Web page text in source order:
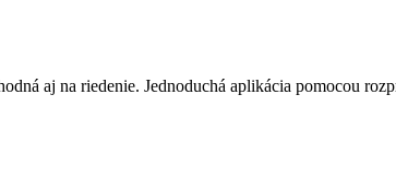
aj na riedenie. Jednoduchá aplikácia pomocou